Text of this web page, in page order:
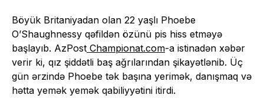
Böyük Britaniyadan olan 22 yaşlı Phoebe
O’Shaughnessy qəfildən özünü pis hiss etməyə
başlayıb. AzPost Championat.com-a istinadən xəbər
verir ki, qız şiddətli baş ağrılarından şikayətlənib. Üç
gün ərzində Phoebe tək başına yerimək, danışmaq və
hətta yemək yemək qabiliyyətini itirdi.